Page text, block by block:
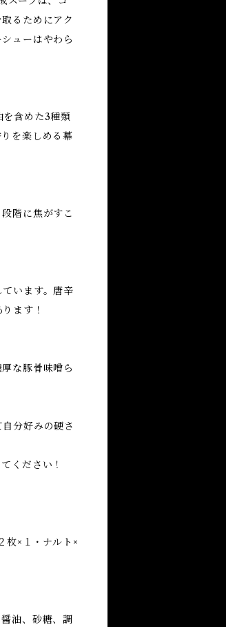
るためにアク
ューはやわら
含めた3種類
を楽しめる幕
階に焦がすこ
います。唐辛
ます！
な豚骨味噌ら
分好みの硬さ
ください！
枚×１・ナルト×
油、砂糖、調